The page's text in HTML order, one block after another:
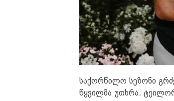
საქორწილო სეზონი
წყვილმა უთხრა.